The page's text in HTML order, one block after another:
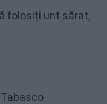
folosiți unt sărat,